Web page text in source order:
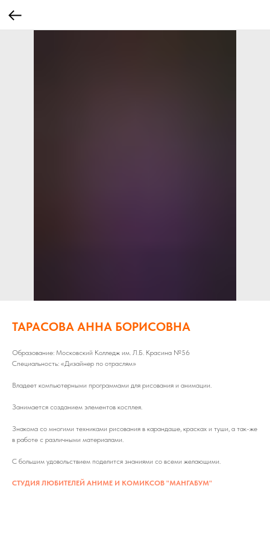
ТАРАСОВА АННА БОРИСОВНА
Образование: Московский Колледж им. Л.Б. Красина №56
Специальность: «Дизайнер по отраслям»
Владеет компьютерными программами для рисования и анимации.
Занимается созданием элементов косплея.
Знакома со многими техниками рисования в карандаше, красках и туши, а так-же
в работе с различными материалами.
С большим удовольствием поделится знаниями со всеми желающими.
СТУДИЯ ЛЮБИТЕЛЕЙ АНИМЕ И КОМИКСОВ "МАНГАБУМ"